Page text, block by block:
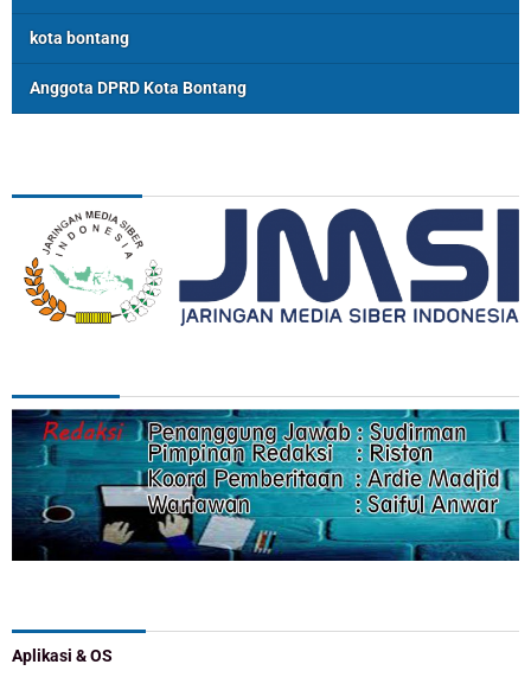
kota bontang
Anggota DPRD Kota Bontang
Aplikasi & OS